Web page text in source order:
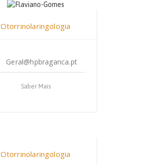
Otorrinolaringologia
Geral@hpbraganca.pt
Saber Mais
Otorrinolaringologia